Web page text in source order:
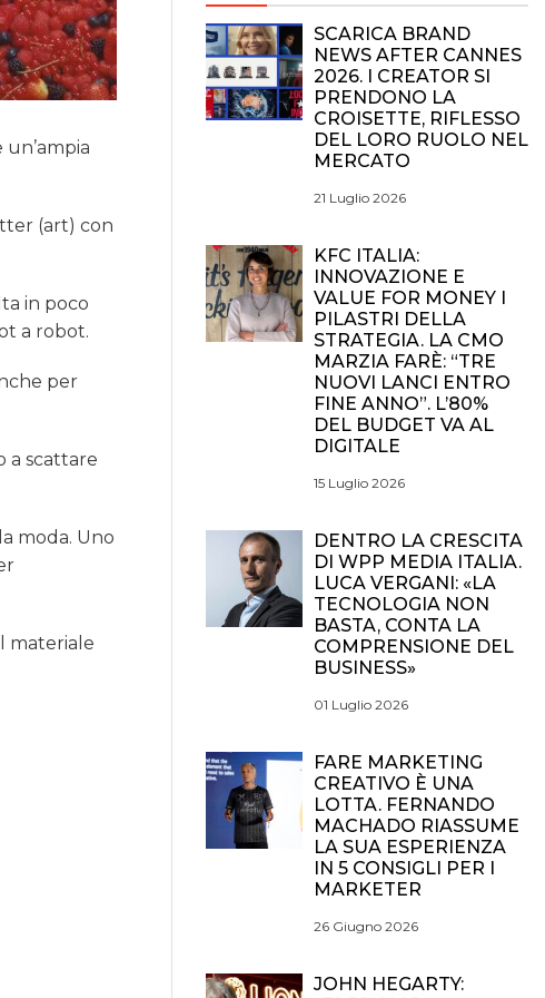
(art) con
in poco
a robot.
per
a scattare
moda. Uno
materiale
SCARICA BRAND
NEWS AFTER CANNES
2026. I CREATOR SI
PRENDONO LA
CROISETTE, RIFLESSO
DEL LORO RUOLO NEL
MERCATO
21 Luglio 2026
KFC ITALIA:
INNOVAZIONE E
VALUE FOR MONEY I
PILASTRI DELLA
STRATEGIA. LA CMO
MARZIA FARÈ: “TRE
NUOVI LANCI ENTRO
FINE ANNO”. L’80%
DEL BUDGET VA AL
DIGITALE
15 Luglio 2026
DENTRO LA CRESCITA
DI WPP MEDIA ITALIA.
LUCA VERGANI: «LA
TECNOLOGIA NON
BASTA, CONTA LA
COMPRENSIONE DEL
BUSINESS»
01 Luglio 2026
FARE MARKETING
CREATIVO È UNA
LOTTA. FERNANDO
MACHADO RIASSUME
LA SUA ESPERIENZA
IN 5 CONSIGLI PER I
MARKETER
26 Giugno 2026
JOHN HEGARTY: